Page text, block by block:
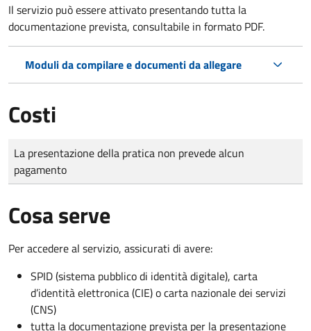
Il servizio può essere attivato presentando tutta la
documentazione prevista, consultabile in formato PDF.
Moduli da compilare e documenti da allegare
Costi
Tipo di pagamento
Importo
La presentazione della pratica non prevede alcun
pagamento
Cosa serve
Per accedere al servizio, assicurati di avere:
SPID (sistema pubblico di identità digitale), carta
d’identità elettronica (CIE) o carta nazionale dei servizi
(CNS)
tutta la documentazione prevista per la presentazione